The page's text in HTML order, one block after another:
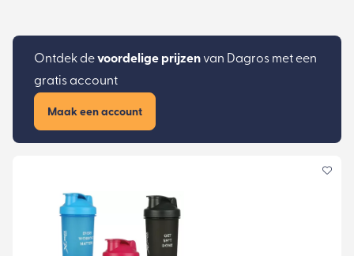
Ontdek devoordelige prijzen van Dagros met een
gratis account
Maak een account